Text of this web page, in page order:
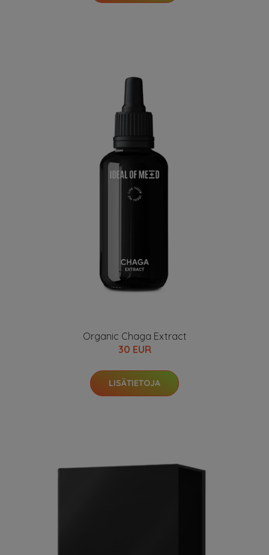
Organic Chaga Extract
30 EUR
LISÄTIETOJA